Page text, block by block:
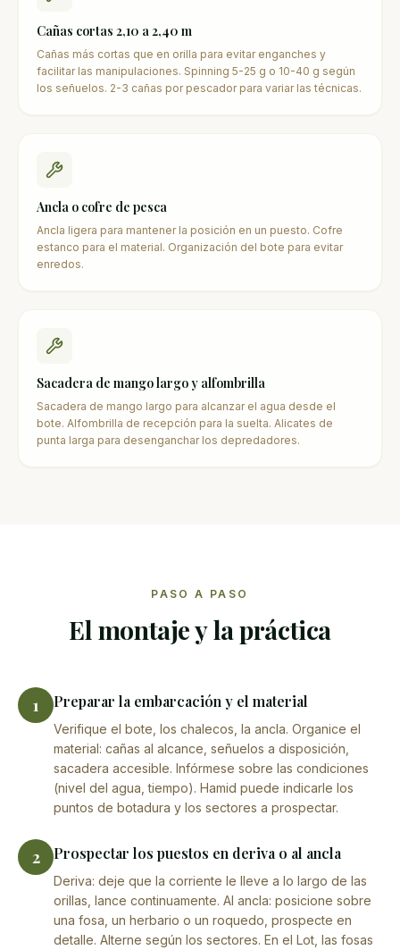
Cañas cortas 2,10 a 2,40 m
Cañas más cortas que en orilla para evitar enganches y
facilitar las manipulaciones. Spinning 5-25 g o 10-40 g según
los señuelos. 2-3 cañas por pescador para variar las técnicas.
Ancla o cofre de pesca
Ancla ligera para mantener la posición en un puesto. Cofre
estanco para el material. Organización del bote para evitar
enredos.
Sacadera de mango largo y alfombrilla
Sacadera de mango largo para alcanzar el agua desde el
bote. Alfombrilla de recepción para la suelta. Alicates de
punta larga para desenganchar los depredadores.
PASO A PASO
El montaje y la práctica
1 Preparar la embarcación y el material
Verifique el bote, los chalecos, la ancla. Organice el
material: cañas al alcance, señuelos a disposición,
sacadera accesible. Infórmese sobre las condiciones
(nivel del agua, tiempo). Hamid puede indicarle los
puntos de botadura y los sectores a prospectar.
2 Prospectar los puestos en deriva o al ancla
Deriva: deje que la corriente le lleve a lo largo de las
orillas, lance continuamente. Al ancla: posicione sobre
una fosa, un herbario o un roquedo, prospecte en
detalle. Alterne según los sectores. En el Lot, las fosas